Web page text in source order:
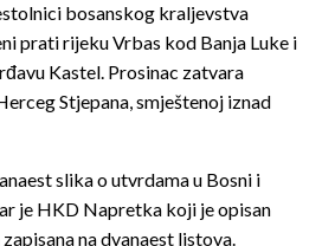
bosanskog kraljevstva
prati rijeku Vrbas kod Banja Luke i
Kastel. Prosinac zatvara
Stjepana, smještenoj iznad
slika o utvrdama u Bosni i
je HKD Napretka koji je opisan
na dvanaest listova.